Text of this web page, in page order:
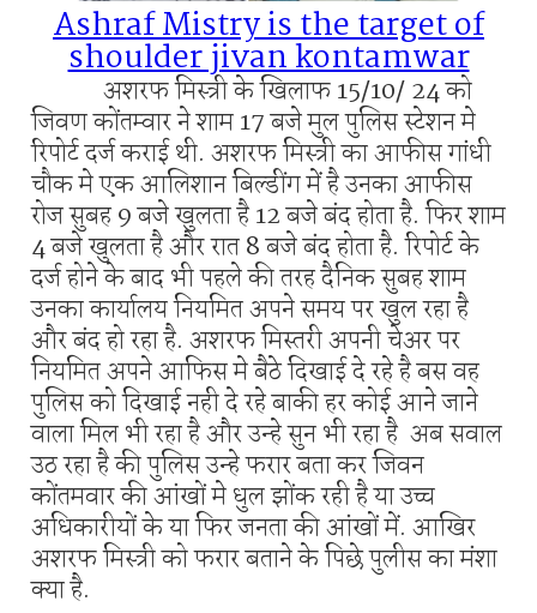
Ashraf Mistry is the target of
shoulder jivan kontamwar
अशरफ मिस्त्री के खिलाफ 15/10/ 24 को
जिवण कोंतम्वार ने शाम 17 बजे मुल पुलिस स्टेशन मे
रिपोर्ट दर्ज कराई थी. अशरफ मिस्त्री का आफीस गांधी
चौक मे एक आलिशान बिल्डींग में है उनका आफीस
रोज सुबह 9 बजे खुलता है 12 बजे बंद होता है. फिर शाम
4 बजे खुलता है और रात 8 बजे बंद होता है. रिपोर्ट के
दर्ज होने के बाद भी पहले की तरह दैनिक सुबह शाम
उनका कार्यालय नियमित अपने समय पर खुल रहा है
और बंद हो रहा है. अशरफ मिस्तरी अपनी चेअर पर
नियमित अपने आफिस मे बैठे दिखाई दे रहे है बस वह
पुलिस को दिखाई नही दे रहे बाकी हर कोई आने जाने
वाला मिल भी रहा है और उन्हे सुन भी रहा है अब सवाल
उठ रहा है की पुलिस उन्हे फरार बता कर जिवन
कोंतमवार की आंखों मे धुल झोंक रही है या उच्च
अधिकारीयों के या फिर जनता की आंखों में. आखिर
अशरफ मिस्त्री को फरार बताने के पिछे पुलीस का मंशा
क्या है.